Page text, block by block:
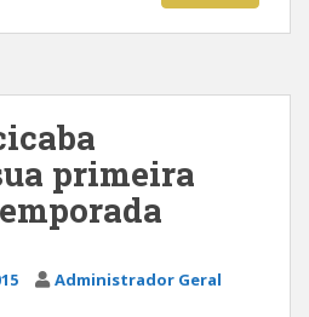
primeira
Administrador Geral